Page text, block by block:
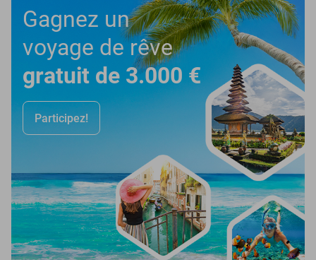
Gagnez un
voyage de rêve
gratuit de 3.000 €
Participez!